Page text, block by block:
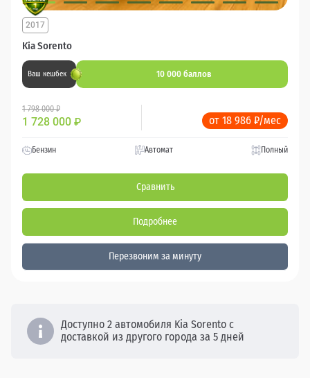
Kia Sorento
2017
Ваш кешбек 10 000 баллов
1 798 000 ₽
1 728 000 ₽ от 18 986 ₽/мес
Бензин Автомат Полный
Сравнить
Подробнее
Перезвоним за минуту
Доступно 2 автомобиля Kia Sorento с
доставкой из другого города за 5 дней